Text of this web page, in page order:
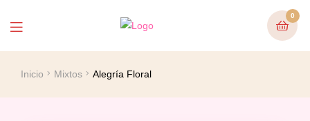
0
Inicio Mixtos Alegría Floral